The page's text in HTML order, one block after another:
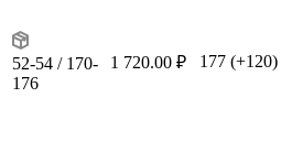
52-54 / 170-
176
1 720.00 ₽ 177 (+120)